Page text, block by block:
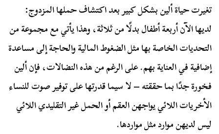
تغيرت حياة ألين بشكل كبير بعد اكتشاف حملها المزدوج:
لديها الآن أربعة أطفال بدلًا من ثلاثة، وهذا يأتي مع مجموعة من
التحديات الخاصة بها مثل الضغوط المالية والحاجة إلى مساعدة
إضافية في العناية بهم. على الرغم من هذه النضالات، فإن ألين
فخورة جدًا بما حققته – لا سيما قدرتها على توفير صوت للنساء
الأخريات اللائي يواجهن العقم أو الحمل غير التقليدي اللائي
ليس لديهن موارد مثل مواردها.